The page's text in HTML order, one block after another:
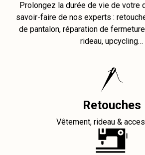
Prolongez la durée de vie de votre
savoir-faire de nos experts :
de pantalon, réparation de
rideau, upcycling…
Retouches
Vêtement, rideau &